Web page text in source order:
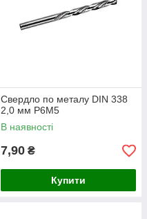
Свердло по металу DIN 338
2,0 мм P6M5
В наявності
7,90 ₴
Купити